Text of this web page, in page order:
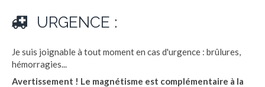
URGENCE :
Je suis joignable à tout moment en cas d'urgence : brûlures,
hémorragies...
Avertissement ! Le magnétisme est complémentaire à la